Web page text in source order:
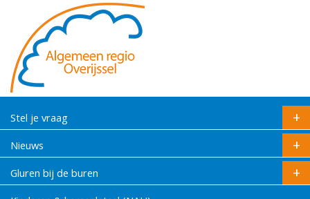
Stel je vraag
Nieuws
Gluren bij de buren